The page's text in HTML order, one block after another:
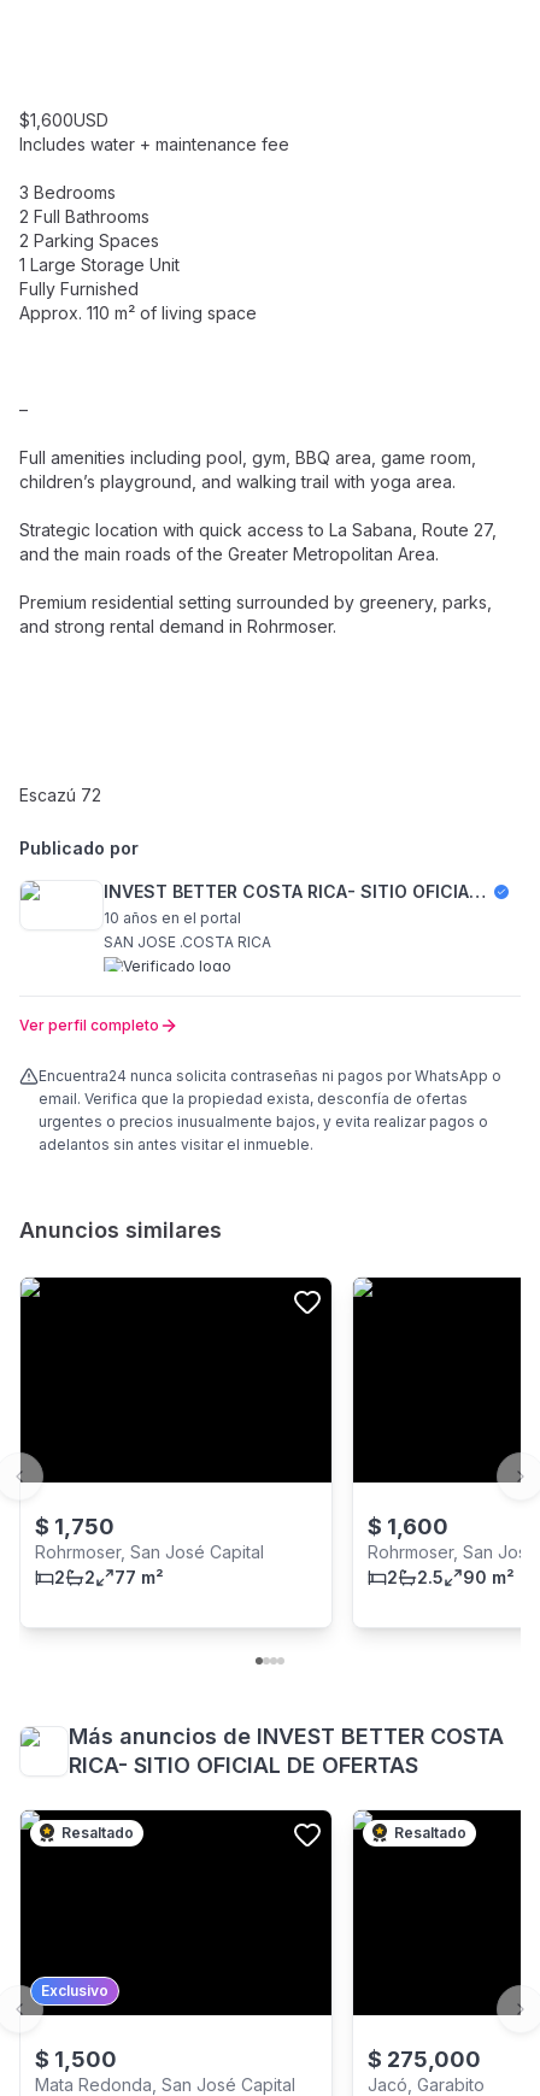
$1,600USD
Includes water + maintenance fee
3 Bedrooms
2 Full Bathrooms
2 Parking Spaces
1 Large Storage Unit
Fully Furnished
Approx. 110 m² of living space
–
Full amenities including pool, gym, BBQ area, game room,
children’s playground, and walking trail with yoga area.
Strategic location with quick access to La Sabana, Route 27,
and the main roads of the Greater Metropolitan Area.
Premium residential setting surrounded by greenery, parks,
and strong rental demand in Rohrmoser.
Escazú 72
Publicado por
INVEST BETTER COSTA RICA- SITIO OFICIAL DE OFERTAS
10 años en el portal
SAN JOSE .COSTA RICA
Ver perfil completo
Encuentra24 nunca solicita contraseñas ni pagos por WhatsApp o
email. Verifica que la propiedad exista, desconfía de ofertas
urgentes o precios inusualmente bajos, y evita realizar pagos o
adelantos sin antes visitar el inmueble.
Anuncios similares
$ 1,750
Rohrmoser, San José Capital
2
2 77 m²
$ 1,600
Rohrmoser, San
2
2.5 90 m²
Previous slide
Más anuncios de INVEST BETTER COSTA
RICA- SITIO OFICIAL DE OFERTAS
Resaltado
Exclusivo
$ 1,500
Mata Redonda, San José Capital
Resaltado
$ 275,000
Jacó, Garabito
Previous slide